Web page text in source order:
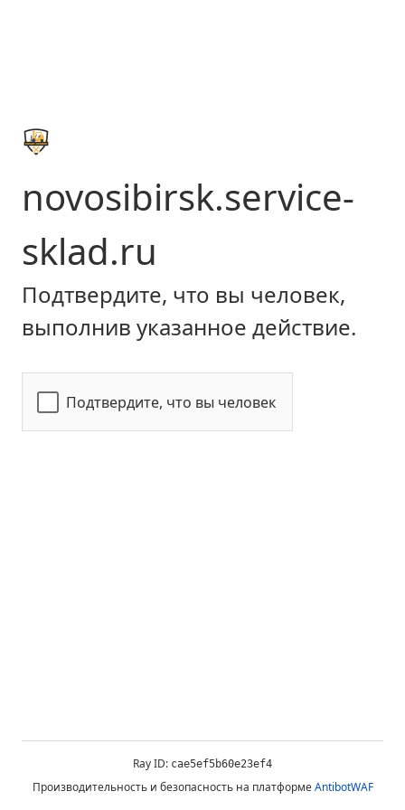
novosibirsk.service-
sklad.ru
Подтвердите, что вы человек,
выполнив указанное действие.
Подтвердите, что вы человек
Ray ID: cae5ef5b60e23ef4
Производительность и безопасность на платформеAntibotWAF